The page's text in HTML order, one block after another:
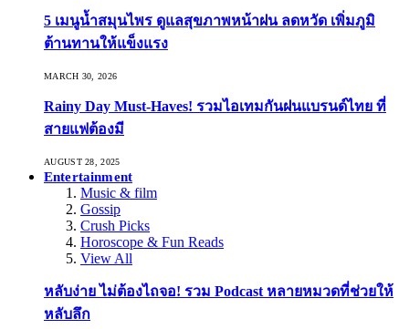
5 เมนูน้ำสมุนไพร ดูแลสุขภาพหน้าฝน ลดหวัด เพิ่มภูมิ
ต้านทานให้แข็งแรง
MARCH 30, 2026
Rainy Day Must-Haves! รวมไอเทมกันฝนแบรนด์ไทย ที่
สายแฟต้องมี
AUGUST 28, 2025
Entertainment
Music & film
Gossip
Crush Picks
Horoscope & Fun Reads
View All
หลับง่าย ไม่ต้องไถจอ! รวม Podcast หลายหมวดที่ช่วยให้
หลับลึก